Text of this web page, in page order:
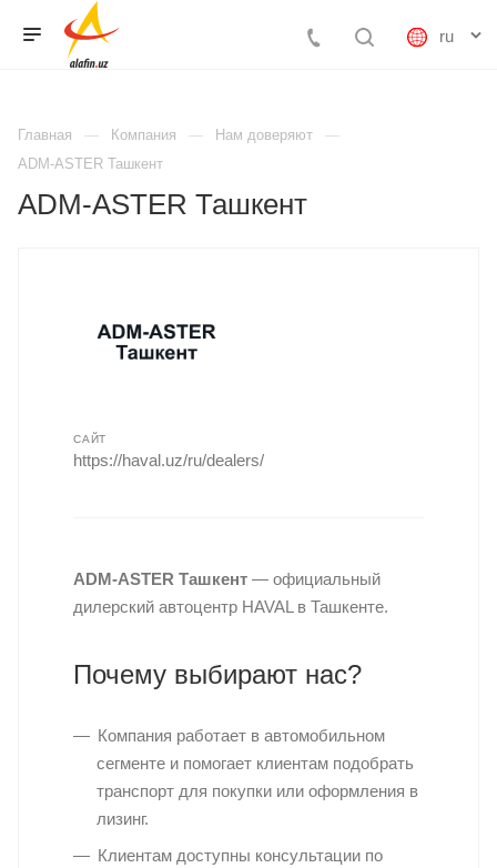
Главная Компания
Нам доверяют
ADM-ASTER Ташкент
ADM-ASTER Ташкент
САЙТ
https://haval.uz/ru/dealers/
ADM-ASTER Ташкент — официальный
дилерский автоцентр HAVAL в Ташкенте.
Почему выбирают нас?
Компания работает в автомобильном
сегменте и помогает клиентам подобрать
транспорт для покупки или оформления в
лизинг.
Клиентам доступны консультации по